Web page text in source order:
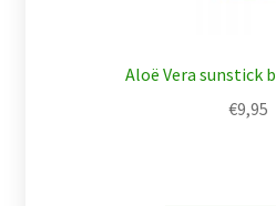
Aloë Vera sunstick
€9,95